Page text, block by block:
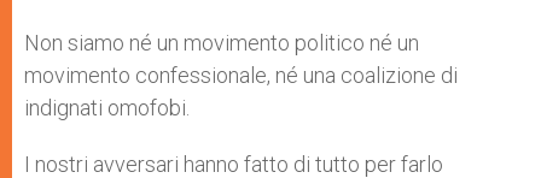
Non siamo né un movimento politico né un
movimento confessionale, né una coalizione di
indignati omofobi.
I nostri avversari hanno fatto di tutto per farlo